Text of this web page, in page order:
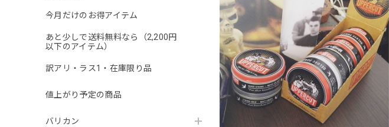
今月だけのお得アイテム
あと少しで送料無料なら（2,200円
以下のアイテム）
訳アリ・ラス1・在庫限り品
値上がり予定の商品
バリカン